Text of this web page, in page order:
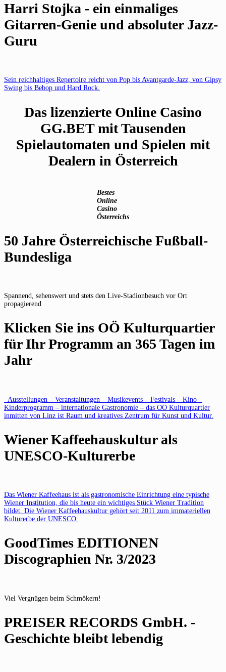
Harri Stojka - ein einmaliges
Gitarren-Genie und absoluter Jazz-
Guru
Sein reichhaltiges Repertoire reicht von Pop bis Avantgarde-Jazz, von Gipsy
Swing bis Bebop und Hard Rock.
Das lizenzierte Online Casino
GG.BET mit Tausenden
Spielautomaten und Spielen mit
Dealern in Österreich
Bestes
Online
Casino
Österreichs
50 Jahre Österreichische Fußball-
Bundesliga
Spannend, sehenswert und stets den Live-Stadionbesuch vor Ort
propagierend
Klicken Sie ins OÖ Kulturquartier
für Ihr Programm an 365 Tagen im
Jahr
Ausstellungen – Veranstaltungen – Musikevents – Festivals – Kino –
Kinderprogramm – internationale Gastronomie – das OÖ Kulturquartier
inmitten von Linz ist Raum und kreatives Zentrum für Kunst und Kultur.
Wiener Kaffeehauskultur als
UNESCO-Kulturerbe
Das Wiener Kaffeehaus ist als gastronomische Einrichtung eine typische
Wiener Institution, die bis heute ein wichtiges Stück Wiener Tradition
bildet. Die Wiener Kaffeehauskultur gehört seit 2011 zum immateriellen
Kulturerbe der UNESCO.
GoodTimes EDITIONEN
Discographien Nr. 3/2023
Viel Vergnügen beim Schmökern!
PREISER RECORDS GmbH. -
Geschichte bleibt lebendig